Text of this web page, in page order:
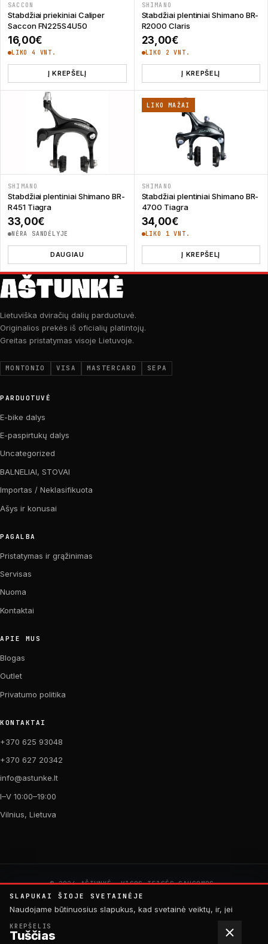
SACCON
Stabdžiai priekiniai Caliper
Saccon FN225S4U50
16,00€
LIKO 4 VNT.
Į KREPŠELĮ
SHIMANO
Stabdžiai plentiniai Shimano BR-
R2000 Claris
23,00€
LIKO 2 VNT.
Į KREPŠELĮ
SHIMANO
Stabdžiai plentiniai Shimano BR-
R451 Tiagra
33,00€
NĖRA SANDĖLYJE
DAUGIAU
LIKO MAŽAI
SHIMANO
Stabdžiai plentiniai Shimano BR-
4700 Tiagra
34,00€
LIKO 1 VNT.
Į KREPŠELĮ
Lietuviška dviračių dalių parduotuvė.
Originalios prekės iš oficialių platintojų.
Greitas pristatymas visoje Lietuvoje.
MONTONIO VISA MASTERCARD SEPA
PARDUOTUVĖ
E-bike dalys
E-paspirtukų dalys
Uncategorized
BALNELIAI, STOVAI
Importas / Neklasifikuota
Ašys ir konusai
PAGALBA
Pristatymas ir grąžinimas
Servisas
Nuoma
Kontaktai
APIE MUS
Blogas
Outlet
Privatumo politika
KONTAKTAI
+370 625 93048
+370 627 20342
info@astunke.lt
I–V 10:00–19:00
Vilnius, Lietuva
© 2026 AŠTUNKĖ. VISOS TEISĖS SAUGOMOS.
PAGAMINTA SU MEILE DVIRAČIAMS. 🚴
by Digital Acid Studio
KREPŠELIS
Tuščias
SLAPUKAI ŠIOJE SVETAINĖJE
Naudojame būtinuosius slapukus, kad svetainė veiktų, ir, jei
sutiksite, analitinius slapukus, padedančius tobulinti turinį.
Daugiau informacijos rasite